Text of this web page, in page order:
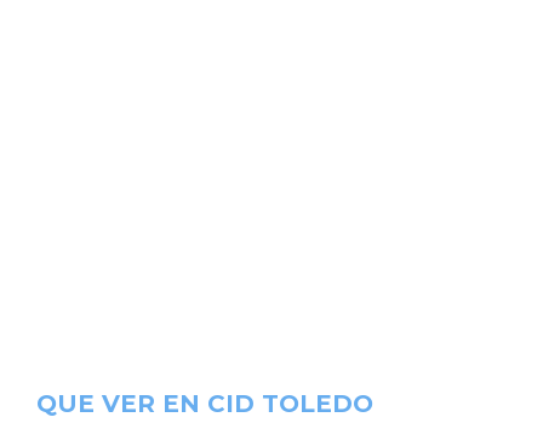
QUE VER EN CID TOLEDO